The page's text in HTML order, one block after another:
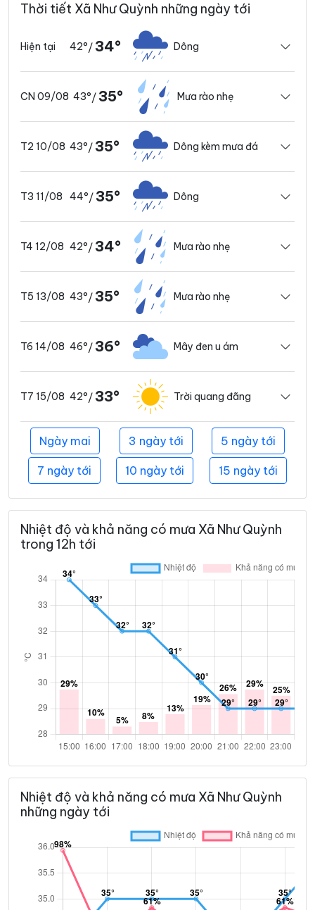
Thời tiết Xã Như Quỳnh những ngày tới
Hiện tại 42°/ 34° Dông
CN 09/08 43°/ 35° Mưa rào nhẹ
T2 10/08 43°/ 35° Dông kèm mưa đá
T3 11/08 44°/ 35° Dông
T4 12/08 42°/ 34° Mưa rào nhẹ
T5 13/08 43°/ 35° Mưa rào nhẹ
T6 14/08 46°/ 36° Mây đen u ám
T7 15/08 42°/ 33° Trời quang đãng
Ngày mai 3 ngày tới 5 ngày tới
7 ngày tới 10 ngày tới 15 ngày tới
Nhiệt độ và khả năng có mưa Xã Như Quỳnh
trong 12h tới
Nhiệt độ và khả năng có mưa Xã Như Quỳnh
những ngày tới